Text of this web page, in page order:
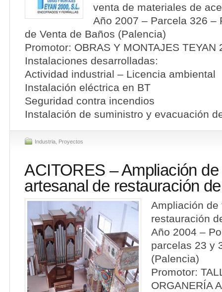
venta de materiales de
Año 2007 – Parcela 326 –
de Venta de Baños (Palencia)
Promotor: OBRAS Y MONTAJES TEYAN
Instalaciones desarrolladas:
Actividad industrial – Licencia ambiental
Instalación eléctrica en BT
Seguridad contra incendios
Instalación de suministro y evacuación
Industria Proyectos
ACITORES – Ampliación de
artesanal de restauración
Ampliación de
restauración
Año 2004 –
parcelas 23 y
(Palencia)
Promotor:
ORGANERÍA